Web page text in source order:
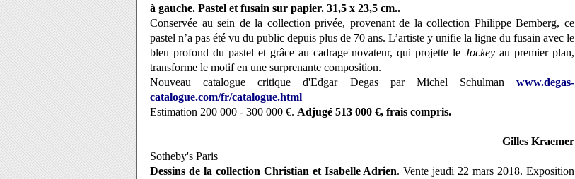
à gauche. Pastel et fusain sur papier. 31,5 x 23,5 cm..
Conservée au sein de la collection privée, provenant de la collection Philippe Bemberg,ce
pastel n’a pas été vu du public depuis plus de 70 ans. L’artiste y unifie la ligne du fusain avec le
bleu profond du pastel et grâce au cadrage novateur, qui projette leJockey au premier plan,
transforme le motif en une surprenante composition.
Nouveau catalogue critique d'Edgar Degas par Michel Schulman www.degas-
catalogue.com/fr/catalogue.html
Estimation 200 000 - 300 000 €. Adjugé 513 000 €, frais compris.
Gilles Kraemer
Sotheby's Paris
Dessins de la collection Christian et Isabelle Adrien. Vente jeudi 22 mars 2018. Exposition